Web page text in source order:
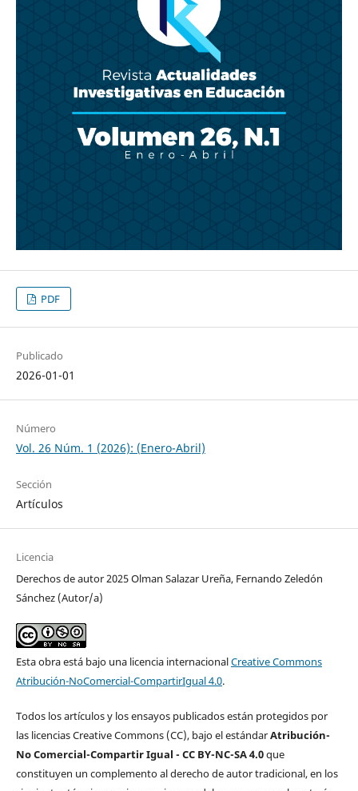
PDF
Publicado
2026-01-01
Número
Vol. 26 Núm. 1 (2026): (Enero-Abril)
Sección
Artículos
Licencia
Derechos de autor 2025 Olman Salazar Ureña, Fernando Zeledón
Sánchez (Autor/a)
Esta obra está bajo una licencia internacionalCreative Commons
Atribución-NoComercial-CompartirIgual 4.0.
Todos los artículos y los ensayos publicados están protegidos por
las licencias Creative Commons (CC), bajo el estándarAtribución-
No Comercial-Compartir Igual - CC BY-NC-SA 4.0que
constituyen un complemento al derecho de autor tradicional, en los